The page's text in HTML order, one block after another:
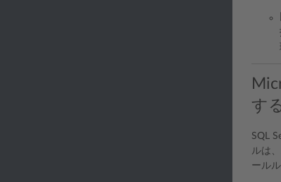
す
SQL
ルは
ール